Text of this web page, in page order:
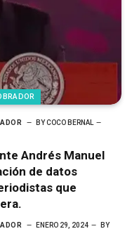
BYCOCO BERNAL
Andrés Manuel
de datos
que
ENERO 29, 2024
BY